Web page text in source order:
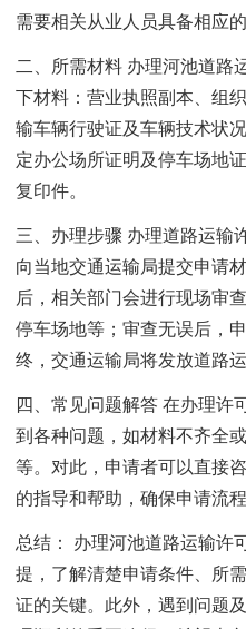
需要相关从业人员具备相应的
二、所需材料 办理河池道路
下材料：营业执照副本、组
输车辆行驶证及车辆技术状
定办公场所证明及停车场地
复印件。
三、办理步骤 办理道路运输
向当地交通运输局提交申请
后，相关部门会进行现场审
停车场地等；审查无误后，
终，交通运输局将发放道路运
四、常见问题解答 在办理许
到各种问题，如材料不齐全
等。对此，申请者可以直接
的指导和帮助，确保申请流程
总结： 办理河池道路运输许
提，了解清楚申请条件、所
证的关键。此外，遇到问题